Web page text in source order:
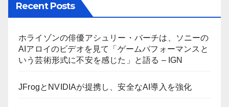
Recent Posts
ホライゾンの俳優アシュリー・バーチは、ソニーの
AIアロイのビデオを見て「ゲームパフォーマンスと
いう芸術形式に不安を感じた」と語る – IGN
JFrogとNVIDIAが提携し、安全なAI導入を強化